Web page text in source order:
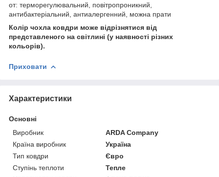
от: терморегулювальний, повітропроникний,
антибактеріальний, антиалергенний, можна прати
Колір чохла ковдри може відрізнятися від
представленого на світлині (у наявності різних
кольорів).
Приховати
Характеристики
Основні
Виробник
ARDA Company
Країна виробник
Україна
Тип ковдри
Євро
Ступінь теплоти
Тепле